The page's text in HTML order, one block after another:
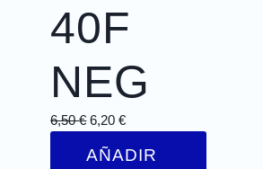
40F
NEG
6,50€ 6,20€
AÑADIR